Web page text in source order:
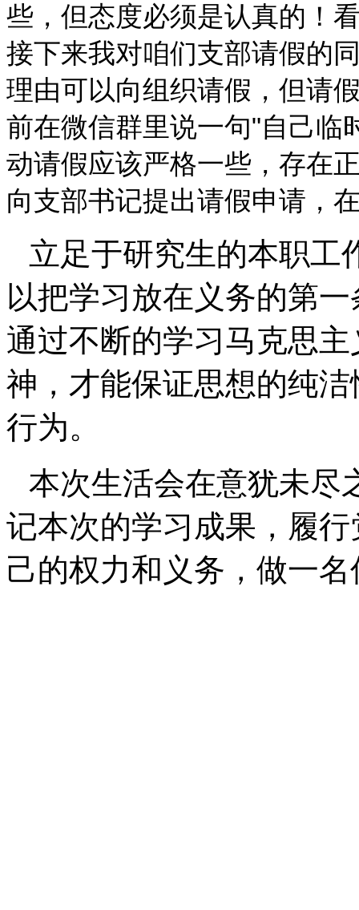
些，但态度必须是认真的！
接下来我对咱们支部请假的
理由可以向组织请假，但请
前在微信群里说一句"自己临
动请假应该严格一些，存在
向支部书记提出请假申请，
立足于研究生的本职工
以把学习放在义务的第
通过不断的学习马克思
神，才能保证思想的纯
行为。
本次生活会在意犹未尽
记本次的学习成果，履
己的权力和义务，做一